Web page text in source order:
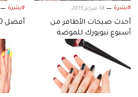
#بشرة 18 فبراير 2015
أحدث صيحات الأظافر من
أسبوع نيويورك للموضة
#بشرة
أفضل 10 ألوان مناكير أحمر